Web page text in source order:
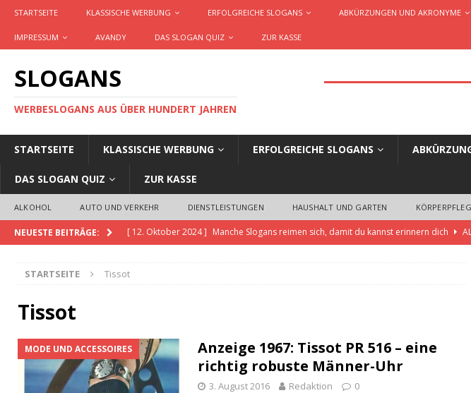
STARTSEITE KLASSISCHE WERBUNG ERFOLGREICHE SLOGANS ABKÜRZUNGEN UND AKRONYME
IMPRESSUM AVANDY DAS SLOGAN QUIZ ZUR KASSE
SLOGANS
WERBESLOGANS AUS ÜBER HUNDERT JAHREN
STARTSEITE KLASSISCHE WERBUNG ERFOLGREICHE SLOGANS
DAS SLOGAN QUIZ ZUR KASSE
ALKOHOL AUTO UND VERKEHR DIENSTLEISTUNGEN HAUSHALT UND GARTEN
NEUESTE BEITRÄGE: [ 12. Oktober 2024 ] Manche Slogans reimen sich, damit du kannst erinnern dich
Produkte und Dienstleistungen erstellt
[ 1. November 2025 ] Die Ohrwürmer der deutschen Werbung – ein Top-100
STARTSEITE Tissot
Tissot
MODE UND ACCESSOIRES
Anzeige 1967: Tissot PR 516 – eine
richtig robuste Männer-Uhr
3. August 2016 Redaktion 0